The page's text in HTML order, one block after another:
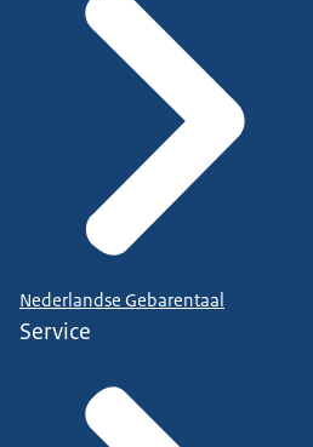
Nederlandse Gebarentaal
Service